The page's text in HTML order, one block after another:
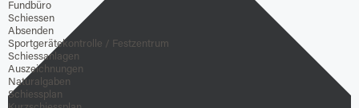
Fundbüro
Schiessen
Absenden
Sportgerätekontrolle / Festzentrum
Schiessanlagen
Auszeichnungen
Naturalgaben
Schiessplan